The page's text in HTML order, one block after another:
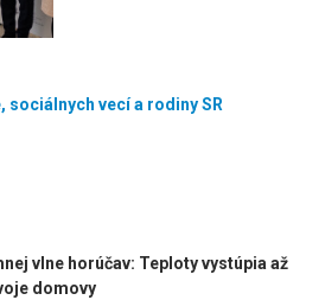
sociálnych vecí a rodiny SR
vlne horúčav: Teploty vystúpia až
domovy